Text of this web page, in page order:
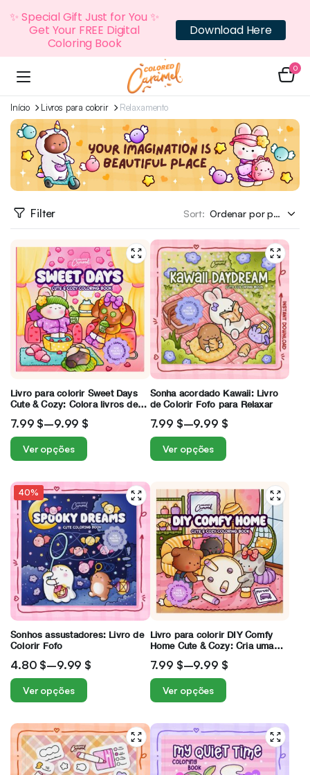
0
Início Livros para colorir Relaxamento
Filter Sort:
Livro para colorir Sweet Days
Cute & Cozy: Colora livros de
relaxamento confortável para
adultos e adolescentes
7.99 $–9.99 $
Ver opções
Sonha acordado Kawaii: Livro
de Colorir Fofo para Relaxar
7.99 $–9.99 $
Ver opções
40%
Sonhos assustadores: Livro de
Colorir Fofo
4.80 $–9.99 $
Ver opções
Livro para colorir DIY Comfy
Home Cute & Cozy: Cria uma
adolescentes
7.99 $–9.99 $
Ver opções
✨ Special Gift Just for You ✨
Get Your FREE Digital
Coloring Book
Download Here